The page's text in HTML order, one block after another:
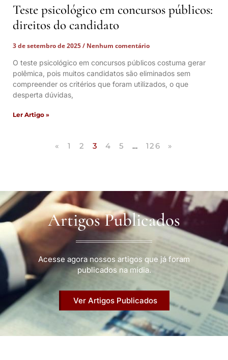
Teste psicológico em concursos públicos:
direitos do candidato
3 de setembro de 2025
Nenhum comentário
O teste psicológico em concursos públicos costuma gerar
polêmica, pois muitos candidatos são eliminados sem
compreender os critérios que foram utilizados, o que
desperta dúvidas,
Ler Artigo »
« 1 2 3 4 5 … 126 »
Artigos Publicados
Acesse agora nossos artigos que já foram
publicados na mídia.
Ver Artigos Publicados